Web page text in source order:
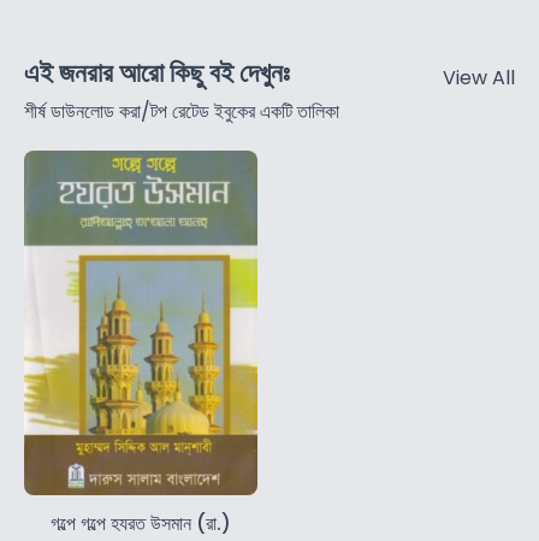
এই জনরার আরো কিছু বই দেখুনঃ
শীর্ষ ডাউনলোড করা/টপ রেটেড ইবুকের একটি তালিকা
View All
গল্পে গল্পে হযরত উসমান (রা.)